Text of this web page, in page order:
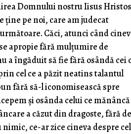
Domnului nostru Iisus
ţine pe noi, care am judecat
Căci, atunci când
apropie fără mulţumire de
a îngăduit să fie fără osândă cei
cel ce a păzit neatins talantul
fără să-l iconomisească spre
şi osânda celui ce mănâncă
a căzut din dragoste, fără de
ce-ar zice cineva despre cel